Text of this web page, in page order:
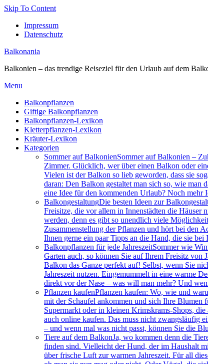
Skip To Content
Impressum
Datenschutz
Balkonania
Balkonien – das trendige Reiseziel für den Urlaub auf dem
Menu
Balkonpflanzen
Giftige Balkonpflanzen
Balkonpflanzen-Lexikon
Kletterpflanzen-Lexikon
Kräuter-Lexikon
Kategorien
Sommer auf BalkonienSommer auf Balkonien –
Zimmer. Glücklich, wer über einen Balkon oder
Vielen ist der Balkon so lieb geworden, dass sie
daran: Den Balkon gestaltet man sich so, wie man
eine Idee für den kommenden Urlaub? Noch mehr
BalkongestaltungDie besten Ideen zur
Freisitze, die vor allem in Innenstädten die Häuser
werden, denn es gibt so unendlich viele
Zusammenstellung der Pflanzen und hört bei den
Ihnen gerne ein paar Tipps an die Hand, die sie
Balkonpflanzen für jede JahreszeitSommer wie
Garten auch, so können Sie auf Ihrem Freisitz von
Balkon das Ganze perfekt auf! Selbst, wenn Sie
Jahreszeit nutzen. Eingemummelt in eine warme
direkt vor der Nase – was will man mehr? Und
Pflanzen kaufenPflanzen kaufen: Wo, wie und
mit der Schaufel ankommen und sich Ihre
Supermarkt oder in kleinen Krimskrams-Shops,
auch online kaufen. Das muss nicht zwangsläufig
– und wenn mal was nicht passt, können Sie die
Tiere auf dem BalkonJa, wo kommen denn die
finden sind. Vielleicht der Hund, der im Haushalt
über frische Luft zur warmen Jahreszeit. Für all